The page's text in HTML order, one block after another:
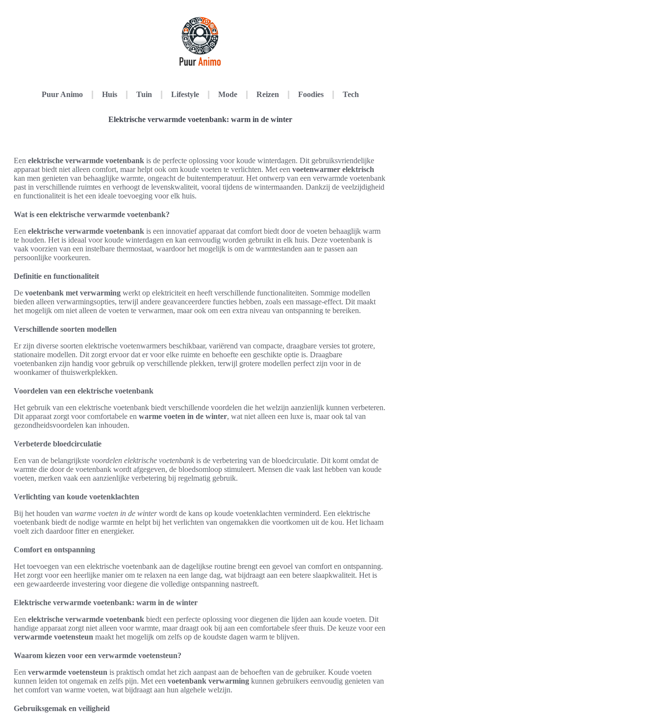
Puur Animo Huis Tuin Lifestyle Mode Reizen Foodies Tech
Elektrische verwarmde voetenbank: warm in de winter
Een elektrische verwarmde voetenbank is de perfecte oplossing voor koude winterdagen. Dit gebruiksvriendelijke
apparaat biedt niet alleen comfort, maar helpt ook om koude voeten te verlichten. Met een voetenwarmer elektrisch
kan men genieten van behaaglijke warmte, ongeacht de buitentemperatuur. Het ontwerp van een verwarmde voetenbank
past in verschillende ruimtes en verhoogt de levenskwaliteit, vooral tijdens de wintermaanden. Dankzij de veelzijdigheid
en functionaliteit is het een ideale toevoeging voor elk huis.
Wat is een elektrische verwarmde voetenbank?
Een elektrische verwarmde voetenbank is een innovatief apparaat dat comfort biedt door de voeten behaaglijk warm
te houden. Het is ideaal voor koude winterdagen en kan eenvoudig worden gebruikt in elk huis. Deze voetenbank is
vaak voorzien van een instelbare thermostaat, waardoor het mogelijk is om de warmtestanden aan te passen aan
persoonlijke voorkeuren.
Definitie en functionaliteit
De voetenbank met verwarming werkt op elektriciteit en heeft verschillende functionaliteiten. Sommige modellen
bieden alleen verwarmingsopties, terwijl andere geavanceerdere functies hebben, zoals een massage-effect. Dit maakt
het mogelijk om niet alleen de voeten te verwarmen, maar ook om een extra niveau van ontspanning te bereiken.
Verschillende soorten modellen
Er zijn diverse soorten elektrische voetenwarmers beschikbaar, variërend van compacte, draagbare versies tot grotere,
stationaire modellen. Dit zorgt ervoor dat er voor elke ruimte en behoefte een geschikte optie is. Draagbare
voetenbanken zijn handig voor gebruik op verschillende plekken, terwijl grotere modellen perfect zijn voor in de
woonkamer of thuiswerkplekken.
Voordelen van een elektrische voetenbank
Het gebruik van een elektrische voetenbank biedt verschillende voordelen die het welzijn aanzienlijk kunnen verbeteren.
Dit apparaat zorgt voor comfortabele en warme voeten in de winter, wat niet alleen een luxe is, maar ook tal van
gezondheidsvoordelen kan inhouden.
Verbeterde bloedcirculatie
Een van de belangrijkste voordelen elektrische voetenbank is de verbetering van de bloedcirculatie. Dit komt omdat de
warmte die door de voetenbank wordt afgegeven, de bloedsomloop stimuleert. Mensen die vaak last hebben van koude
voeten, merken vaak een aanzienlijke verbetering bij regelmatig gebruik.
Verlichting van koude voetenklachten
Bij het houden van warme voeten in de winterwordt de kans op koude voetenklachten verminderd. Een elektrische
voetenbank biedt de nodige warmte en helpt bij het verlichten van ongemakken die voortkomen uit de kou. Het lichaam
voelt zich daardoor fitter en energieker.
Comfort en ontspanning
Het toevoegen van een elektrische voetenbank aan de dagelijkse routine brengt een gevoel van comfort en ontspanning.
Het zorgt voor een heerlijke manier om te relaxen na een lange dag, wat bijdraagt aan een betere slaapkwaliteit. Het is
een gewaardeerde investering voor diegene die volledige ontspanning nastreeft.
Elektrische verwarmde voetenbank: warm in de winter
Een elektrische verwarmde voetenbank biedt een perfecte oplossing voor diegenen die lijden aan koude voeten. Dit
handige apparaat zorgt niet alleen voor warmte, maar draagt ook bij aan een comfortabele sfeer thuis. De keuze voor een
verwarmde voetensteun maakt het mogelijk om zelfs op de koudste dagen warm te blijven.
Waarom kiezen voor een verwarmde voetensteun?
Een verwarmde voetensteun is praktisch omdat het zich aanpast aan de behoeften van de gebruiker. Koude voeten
kunnen leiden tot ongemak en zelfs pijn. Met een voetenbank verwarming kunnen gebruikers eenvoudig genieten van
het comfort van warme voeten, wat bijdraagt aan hun algehele welzijn.
Gebruiksgemak en veiligheid